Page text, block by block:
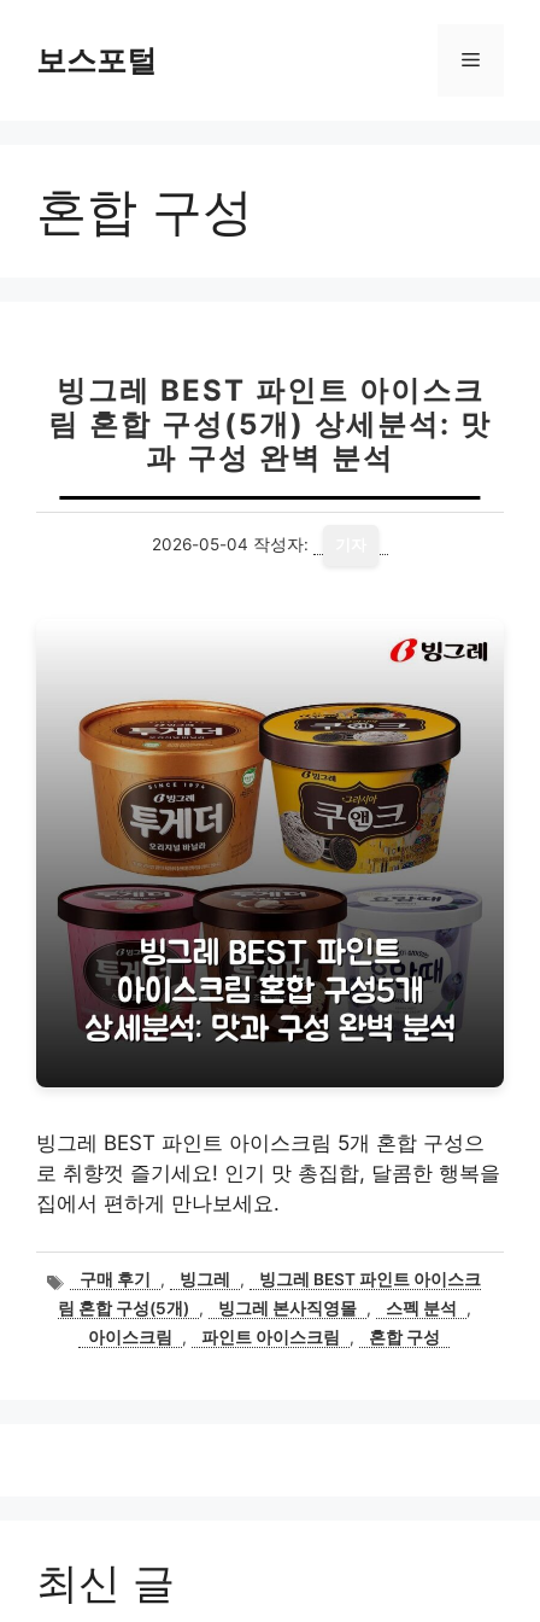
보스포털 메
혼합 구성
빙그레 BEST 파인트 아이스크
림 혼합 구성(5개) 상세분석: 맛
과 구성 완벽 분석
2026-05-04 작성자:
빙그레 BEST 파인트 아이스크림 5개 혼합 구성으
로 취향껏 즐기세요! 인기 맛 총집합, 달콤한 행복을
집에서 편하게 만나보세요.
태
그
구매 후기 , 빙그레 ,
빙그레 BEST 파인트 아이스크
림 혼합 구성(5개)
, 빙그레 본사직영몰 , 스펙 분석
,
아이스크림
, 파인트 아이스크림 , 혼합 구성
최신 글